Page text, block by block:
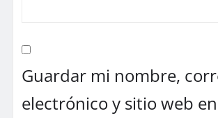
Guardar mi nombre,
electrónico y sitio web